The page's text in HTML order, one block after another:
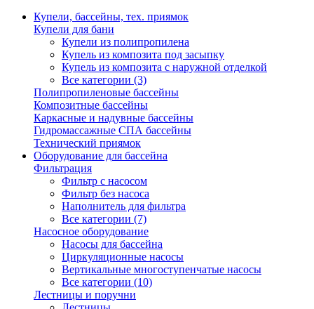
Купели, бассейны, тех. приямок
Купели для бани
Купели из полипропилена
Купель из композита под засыпку
Купель из композита с наружной отделкой
Все категории (3)
Полипропиленовые бассейны
Композитные бассейны
Каркасные и надувные бассейны
Гидромассажные СПА бассейны
Технический приямок
Оборудование для бассейна
Фильтрация
Фильтр с насосом
Фильтр без насоса
Наполнитель для фильтра
Все категории (7)
Насосное оборудование
Насосы для бассейна
Циркуляционные насосы
Вертикальные многоступенчатые насосы
Все категории (10)
Лестницы и поручни